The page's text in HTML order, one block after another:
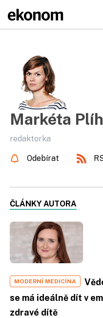
Markéta
redaktorka
Odebírat
ČLÁNKY AUTORA
MODERNÍ MEDICÍNA
se má ideálně dít v
zdravé dítě